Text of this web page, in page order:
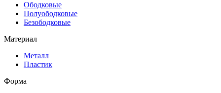
Ободковые
Полуободковые
Безободковые
Материал
Металл
Пластик
Форма